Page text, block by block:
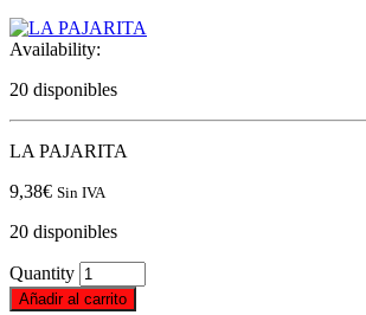
Availability:
20 disponibles
LA PAJARITA
9,38€ Sin IVA
20 disponibles
Quantity
Añadir al carrito